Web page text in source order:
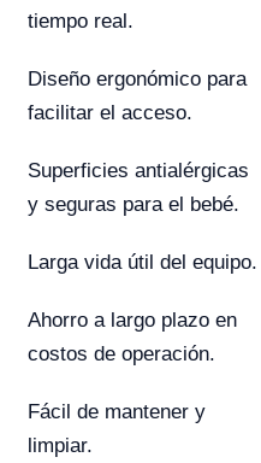
tiempo real.
Diseño ergonómico para
facilitar el acceso.
Superficies antialérgicas
y seguras para el bebé.
Larga vida útil del equipo.
Ahorro a largo plazo en
costos de operación.
Fácil de mantener y
limpiar.